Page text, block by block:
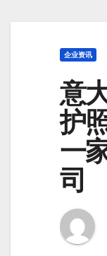
企业资讯
意
护
一
司